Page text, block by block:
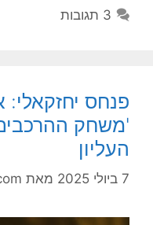
3 תגובות
פנחס
'משחק
העליון
7 ביולי 2025 מאת